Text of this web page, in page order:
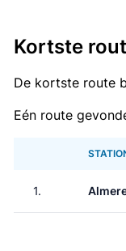
Kortste
De kortste route
Eén route
1.